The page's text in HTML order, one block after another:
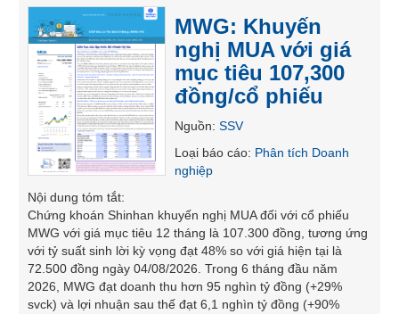
MWG: Khuyến
nghị MUA với giá
mục tiêu 107,300
đồng/cổ phiếu
Nguồn:SSV
Loại báo cáo: Phân tích Doanh
nghiệp
Nội dung tóm tắt:
Chứng khoán Shinhan khuyến nghị MUA đối với cổ phiếu
MWG với giá mục tiêu 12 tháng là 107.300 đồng, tương ứng
với tỷ suất sinh lời kỳ vọng đạt 48% so với giá hiện tại là
72.500 đồng ngày 04/08/2026. Trong 6 tháng đầu năm
2026, MWG đạt doanh thu hơn 95 nghìn tỷ đồng (+29%
svck) và lợi nhuận sau thế đạt 6,1 nghìn tỷ đồng (+90%
SÓC
SỨC
KHỎE
TÀI
CHÍNH
CÔNG
NGHỆ
THÔNG
TIN